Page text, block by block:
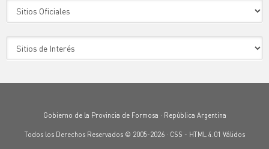
Gobierno de la Provincia de Formosa · República Argentina
Todos los Derechos Reservados © 2005-2026 · CSS - HTML 4.01 Válidos